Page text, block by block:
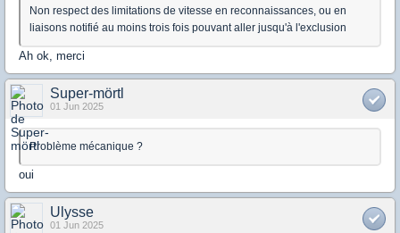
Non respect des limitations de vitesse en reconnaissances, ou en
liaisons notifié au moins trois fois pouvant aller jusqu'à l'exclusion
Ah ok, merci
Super-mörtl
01 Jun 2025
Problème mécanique ?
oui
Ulysse
01 Jun 2025